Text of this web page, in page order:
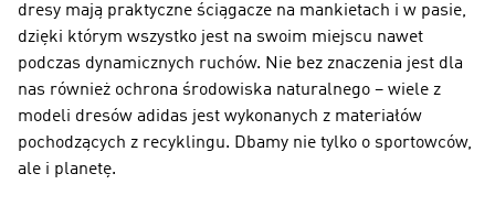
dresy mają praktyczne ściągacze na mankietach i w pasie,
dzięki którym wszystko jest na swoim miejscu nawet
podczas dynamicznych ruchów. Nie bez znaczenia jest dla
nas również ochrona środowiska naturalnego – wiele z
modeli dresów adidas jest wykonanych z materiałów
pochodzących z recyklingu. Dbamy nie tylko o sportowców,
ale i planetę.